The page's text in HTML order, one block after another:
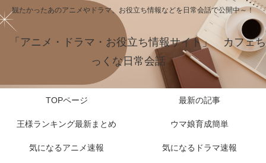
観たかったあのアニメやドラマ、お役立ち情報などを日常会話で公開中～！
「アニメ・ドラマ・お役立ち情報サイト」 カフェち
っくな日常会話
TOPページ 最新の記事
王様ランキング最新まとめ ウマ娘育成簡単
気になるアニメ速報 気になるドラマ速報